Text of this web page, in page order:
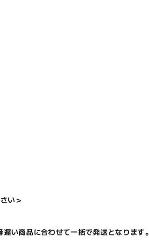
い＞
い商品に合わせて一括で発送となります。